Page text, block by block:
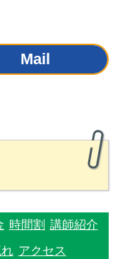
Mail
時間割 講師紹介
アクセス